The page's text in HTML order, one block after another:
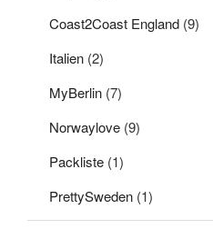
Coast2Coast England (9)
Italien (2)
MyBerlin (7)
Norwaylove (9)
Packliste (1)
PrettySweden (1)